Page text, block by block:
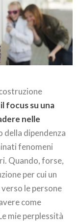
focus su una
nelle
della dipendenza
fenomeni
Quando, forse,
per cui un
le persone
come
mie perplessità